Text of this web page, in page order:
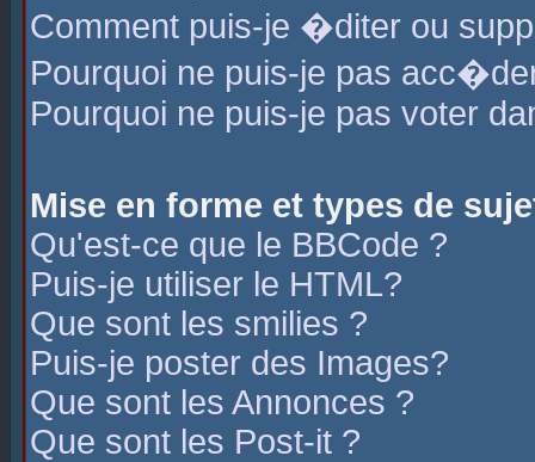
Comment puis-je �diter ou
Pourquoi ne puis-je pas
Pourquoi ne puis-je pas voter
Mise en forme et types de
Qu'est-ce que le BBCode ?
Puis-je utiliser le HTML?
Que sont les smilies ?
Puis-je poster des Images?
Que sont les Annonces ?
Que sont les Post-it ?